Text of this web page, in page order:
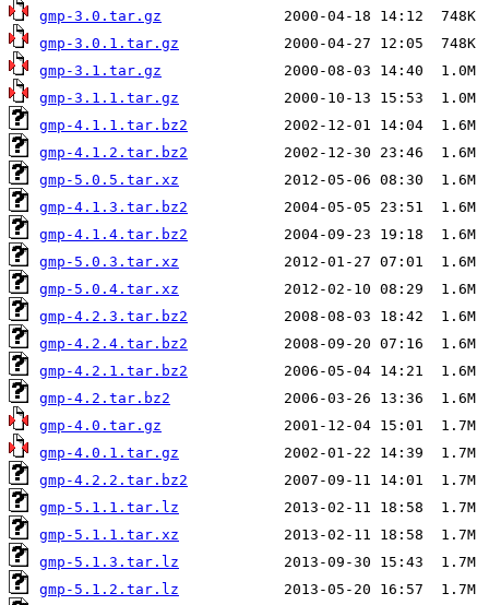
gmp-3.0.tar.gz
gmp-3.0.1.tar.gz
gmp-3.1.tar.gz
gmp-3.1.1.tar.gz
gmp-4.1.1.tar.bz2
gmp-4.1.2.tar.bz2
gmp-5.0.5.tar.xz
gmp-4.1.3.tar.bz2
gmp-4.1.4.tar.bz2
gmp-5.0.3.tar.xz
gmp-5.0.4.tar.xz
gmp-4.2.3.tar.bz2
gmp-4.2.4.tar.bz2
gmp-4.2.1.tar.bz2
gmp-4.2.tar.bz2
gmp-4.0.tar.gz
gmp-4.0.1.tar.gz
gmp-4.2.2.tar.bz2
gmp-5.1.1.tar.lz
gmp-5.1.1.tar.xz
gmp-5.1.3.tar.lz
gmp-5.1.2.tar.lz